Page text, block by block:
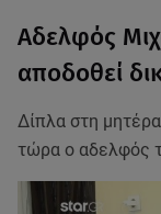
Αδελφός
αποδοθεί
Δίπλα στη
τώρα ο αδελφός